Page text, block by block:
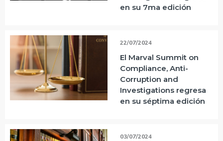
en su 7ma edición
22/07/2024
El Marval Summit on
Compliance, Anti-
Corruption and
Investigations regresa
en su séptima edición
03/07/2024